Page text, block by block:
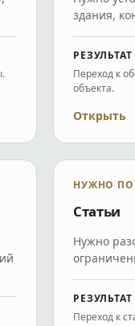
здания,
РЕЗУЛЬТАТ
Переход к
объекта.
Открыть
НУЖНО
Статьи
Нужно
РЕЗУЛЬТАТ
Переход к